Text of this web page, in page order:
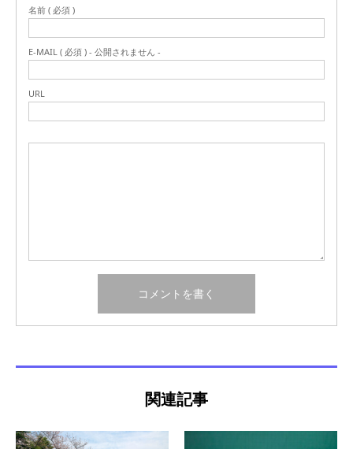
名前 ( 必須 )
E-MAIL ( 必須 ) - 公開されません -
URL
関連記事